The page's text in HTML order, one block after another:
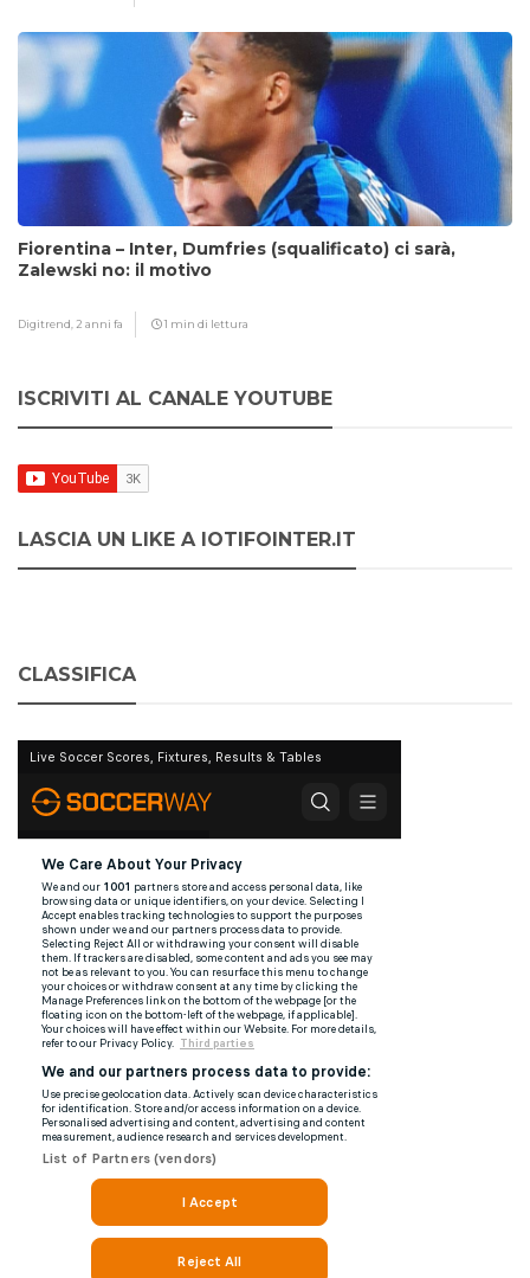
Fiorentina – Inter, Dumfries (squalificato) ci sarà,
Zalewski no: il motivo
Digitrend, 2 anni fa 1 min di lettura
ISCRIVITI AL CANALE YOUTUBE
LASCIA UN LIKE A IOTIFOINTER.IT
CLASSIFICA